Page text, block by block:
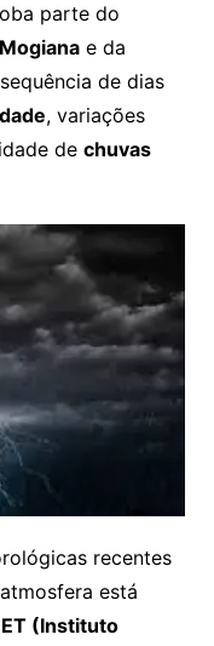
parte do
Mogianae da
de dias
, variações
de chuvas
recentes
está
(Instituto